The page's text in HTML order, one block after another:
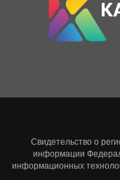
Свидетельство о
информации
информационных